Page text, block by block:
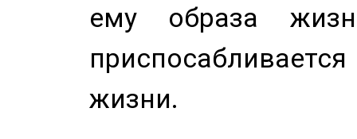
ему образа
жизни.